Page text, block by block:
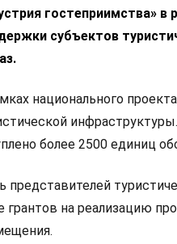
гостеприимства» в
субъектов
национального
более 2500 единиц
представителей
грантов на реализацию